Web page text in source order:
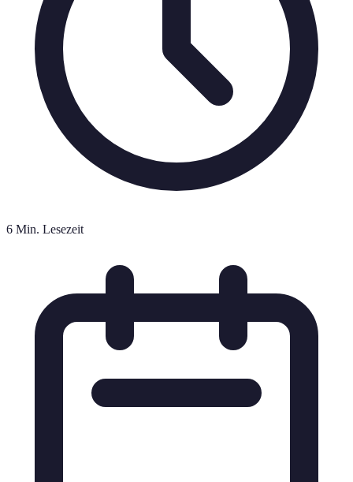
6 Min. Lesezeit